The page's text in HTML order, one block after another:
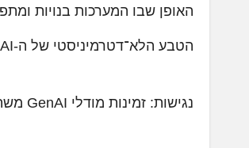
האופן שבו המערכות בנויות
הטבע הלא־דטרמיניסטי של ה-AI: תשובות AI משתנות. כך קשה לחזות השפעה עסקית ולנהל איכות.
נגישות: זמינות מודלי GenAI משתנה בין אזורים. חלקם מוגבלים או חסומים גיאוגרפית.